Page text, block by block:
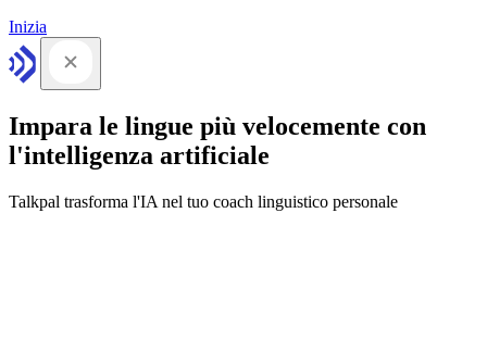
Inizia
Impara le lingue più velocemente con
l'intelligenza artificiale
Talkpal trasforma l'IA nel tuo coach linguistico personale